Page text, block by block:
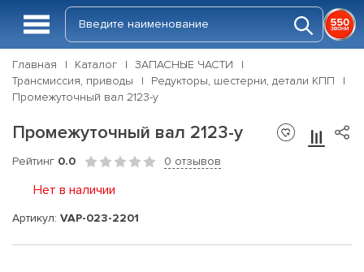
Главная Каталог
ЗАПАСНЫЕ ЧАСТИ
Трансмиссия, приводы
Редукторы, шестерни, детали КПП
Промежуточный вал 2123-у
Промежуточный вал 2123-у
Рейтинг 0.0 0 отзывов
Нет в наличии
Артикул: VAP-023-2201